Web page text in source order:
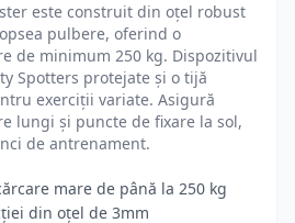
este construit din oțel robust
pulbere, oferind o
de minimum 250 kg. Dispozitivul
Spotters protejate și o tijă
exerciții variate. Asigură
lungi și puncte de fixare la sol,
de antrenament.
mare de până la 250 kg
din oțel de 3mm